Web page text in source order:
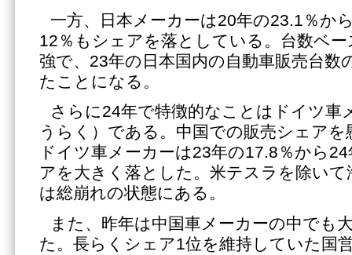
一方、日本メーカーは20年の23.1％か
12％もシェアを落としている。台数ベ
強で、23年の日本国内の自動車販売台数
たことになる。
さらに24年で特徴的なことはドイツ車
うらく）である。中国での販売シェア
ドイツ車メーカーは23年の17.8％から
アを大きく落とした。米テスラを除いて
は総崩れの状態にある。
また、昨年は中国車メーカーの中でも
た。長らくシェア1位を維持していた国